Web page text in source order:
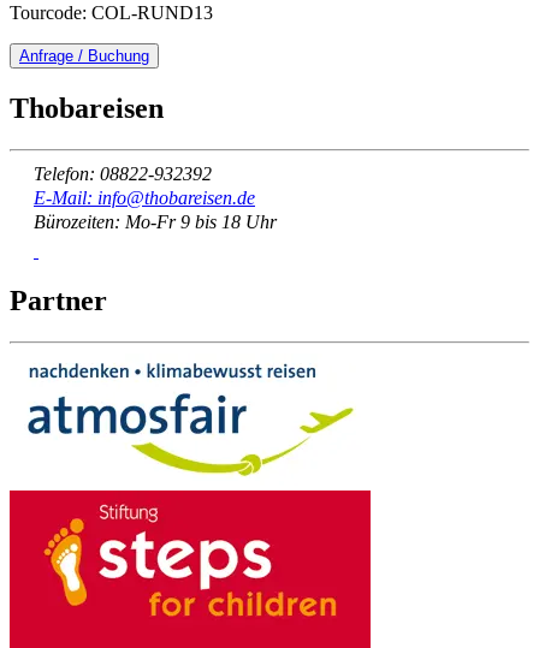
Tourcode: COL-RUND13
Anfrage / Buchung
Thobareisen
Telefon: 08822-932392
E-Mail: info@thobareisen.de
Bürozeiten: Mo-Fr 9 bis 18 Uhr
Partner